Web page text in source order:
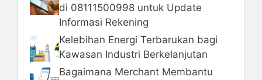
di 08111500998 untuk Update
Informasi Rekening
Kelebihan Energi Terbarukan bagi
Kawasan Industri Berkelanjutan
Bagaimana Merchant Membantu